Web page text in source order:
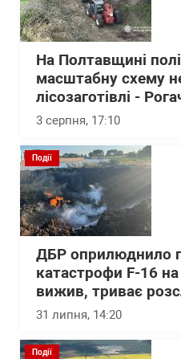
На Полтавщині
масштабну схему
лісозаготівлі -
3 серпня, 17:10
Події
ДБР оприлюднило
катастрофи F-16
вижив, триває
31 липня, 14:20
Події